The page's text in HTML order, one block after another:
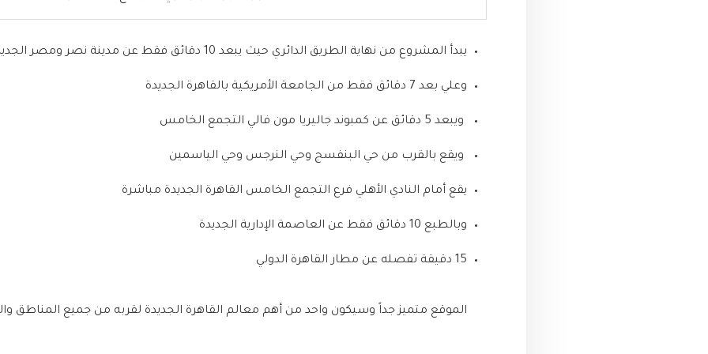
يبدأ المشروع من نهاية الطريق الدائري حيث يبعد 10 دقائق فقط عن مدينة نصر ومصر الجديدة
وعلي بعد 7 دقائق فقط من الجامعة الأمريكية بالقاهرة الجديدة
ويبعد 5 دقائق عن كمبوند جاليريا مون فالي التجمع الخامس
ويقع بالقرب من حي البنفسج وحي النرجس وحي الياسمين
يقع أمام النادي الأهلي فرع التجمع الخامس القاهرة الجديدة مباشرة
وبالطبع 10 دقائق فقط عن العاصمة الإدارية الجديدة
15 دقيقة تفصله عن مطار القاهرة الدولي
الموقع متميز جداً وسيكون واحد من أهم معالم القاهرة الجديدة لقربه من جميع المناطق